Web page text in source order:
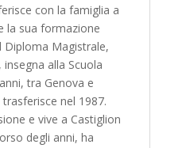
con la famiglia a
la sua formazione
Diploma Magistrale,
alla Scuola
tra Genova e
nel 1987.
e vive a Castiglion
degli anni, ha